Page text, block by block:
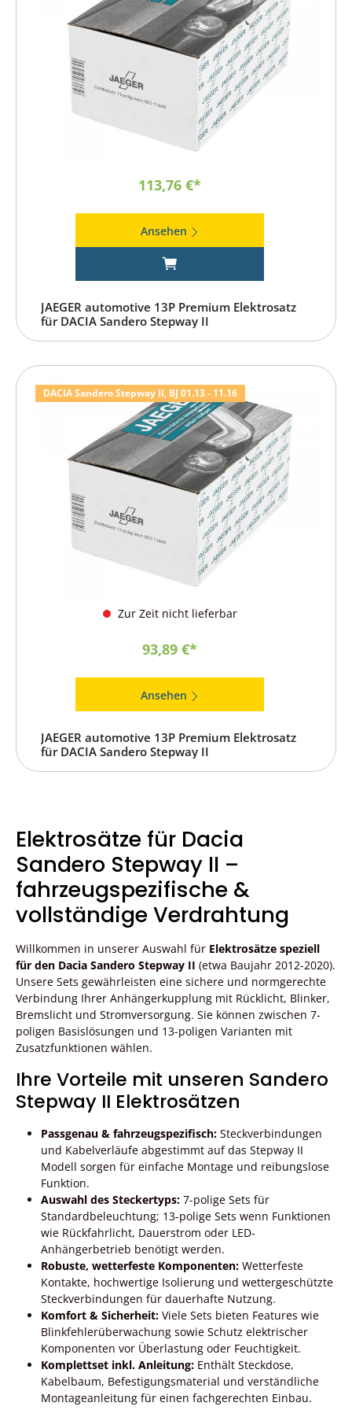
113,76 €*
Ansehen
JAEGER automotive 13P Premium Elektrosatz
für DACIA Sandero Stepway II
DACIA Sandero Stepway II, BJ 01.13 - 11.16
Zur Zeit nicht lieferbar
93,89 €*
Ansehen
JAEGER automotive 13P Premium Elektrosatz
für DACIA Sandero Stepway II
Elektrosätze für Dacia
Sandero Stepway II –
fahrzeugspezifische &
vollständige Verdrahtung
Willkommen in unserer Auswahl für Elektrosätze speziell
für den Dacia Sandero Stepway II (etwa Baujahr 2012-2020).
Unsere Sets gewährleisten eine sichere und normgerechte
Verbindung Ihrer Anhängerkupplung mit Rücklicht, Blinker,
Bremslicht und Stromversorgung. Sie können zwischen 7-
poligen Basislösungen und 13-poligen Varianten mit
Zusatzfunktionen wählen.
Ihre Vorteile mit unseren Sandero
Stepway II Elektrosätzen
Passgenau & fahrzeugspezifisch: Steckverbindungen
und Kabelverläufe abgestimmt auf das Stepway II
Modell sorgen für einfache Montage und reibungslose
Funktion.
Auswahl des Steckertyps: 7-polige Sets für
Standardbeleuchtung; 13-polige Sets wenn Funktionen
wie Rückfahrlicht, Dauerstrom oder LED-
Anhängerbetrieb benötigt werden.
Robuste, wetterfeste Komponenten: Wetterfeste
Kontakte, hochwertige Isolierung und wettergeschützte
Steckverbindungen für dauerhafte Nutzung.
Komfort & Sicherheit: Viele Sets bieten Features wie
Blinkfehlerüberwachung sowie Schutz elektrischer
Komponenten vor Überlastung oder Feuchtigkeit.
Komplettset inkl. Anleitung: Enthält Steckdose,
Kabelbaum, Befestigungsmaterial und verständliche
Montageanleitung für einen fachgerechten Einbau.